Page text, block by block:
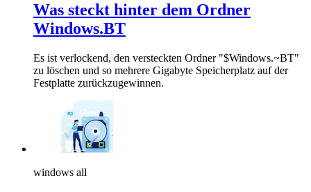
Was steckt hinter dem Ordner
Windows.BT
Es ist verlockend, den versteckten Ordner "$Windows.~BT"
zu löschen und so mehrere Gigabyte Speicherplatz auf der
Festplatte zurückzugewinnen.
windows all